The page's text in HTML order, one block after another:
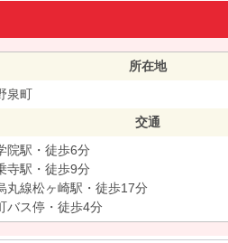
所在地
泉町
交通
院駅・徒歩6分
寺駅・徒歩9分
丸線松ヶ崎駅・徒歩17分
バス停・徒歩4分